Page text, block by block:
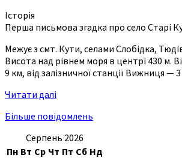
Історія
Перша письмова згадка про село Старі
Межує з смт. Кути, селами Слобідка,
Висота над рівнем моря в центрі 430 м.
9 км, від залізничної станції Вижниця —
Читати далі
Більше повідомлень
Серпень 2026
Пн Вт Ср Чт Пт Сб Нд